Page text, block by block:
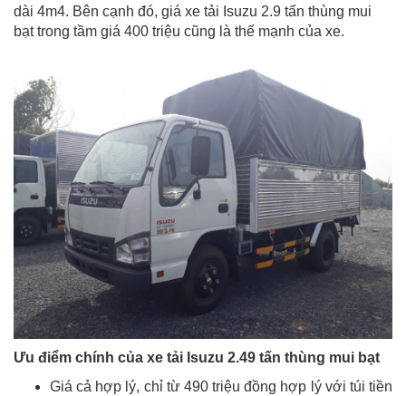
dài 4m4. Bên cạnh đó, giá xe tải Isuzu 2.9 tấn thùng mui
bạt trong tầm giá 400 triệu cũng là thế mạnh của xe.
Ưu điểm chính của xe tải Isuzu 2.49 tấn thùng mui bạt
Giá cả hợp lý, chỉ từ 490 triệu đồng hợp lý với túi tiền